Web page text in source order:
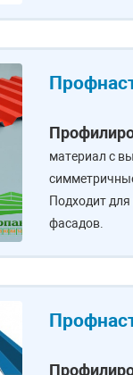
материал с
Подходит
фасадов.